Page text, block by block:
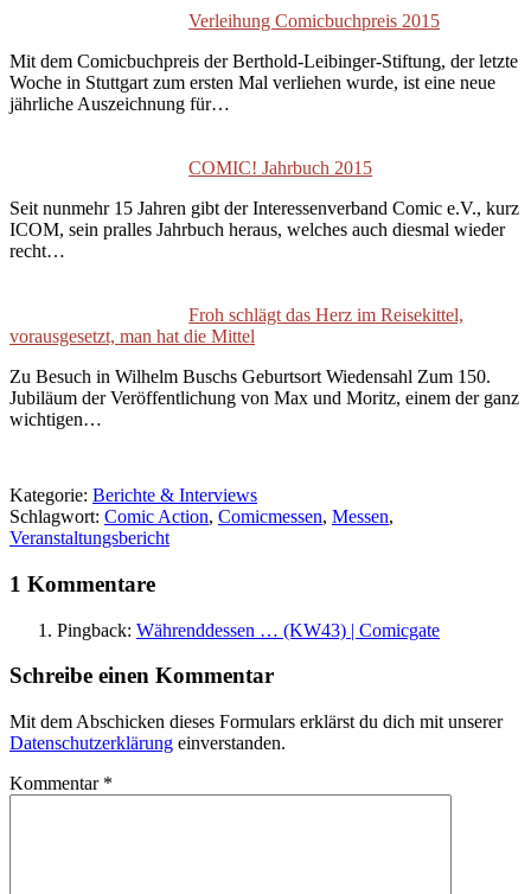
Verleihung Comicbuchpreis 2015
Mit dem Comicbuchpreis der Berthold-Leibinger-Stiftung, der letzte
Woche in Stuttgart zum ersten Mal verliehen wurde, ist eine neue
jährliche Auszeichnung für…
COMIC! Jahrbuch 2015
Seit nunmehr 15 Jahren gibt der Interessenverband Comic e.V., kurz
ICOM, sein pralles Jahrbuch heraus, welches auch diesmal wieder
recht…
Froh schlägt das Herz im Reisekittel,
vorausgesetzt, man hat die Mittel
Zu Besuch in Wilhelm Buschs Geburtsort Wiedensahl Zum 150.
Jubiläum der Veröffentlichung von Max und Moritz, einem der ganz
wichtigen…
Kategorie: Berichte & Interviews
Schlagwort: Comic Action, Comicmessen, Messen,
Veranstaltungsbericht
1 Kommentare
Pingback: Währenddessen … (KW43) | Comicgate
Schreibe einen Kommentar
Mit dem Abschicken dieses Formulars erklärst du dich mit unserer
Datenschutzerklärung einverstanden.
Kommentar *